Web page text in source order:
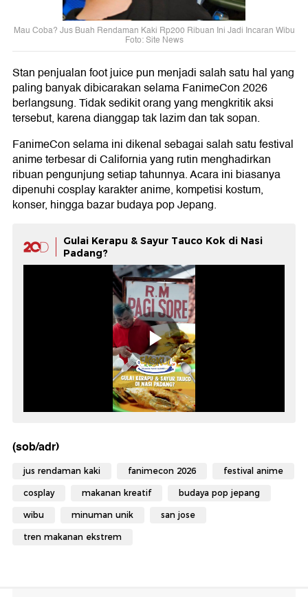
Mau Coba? Jus Buah Rendaman Kaki Rp200 Ribuan Ini Jadi Incaran Wibu
Foto: Site News
Stan penjualan foot juice pun menjadi salah satu hal yang
paling banyak dibicarakan selama FanimeCon 2026
berlangsung. Tidak sedikit orang yang mengkritik aksi
tersebut, karena dianggap tak lazim dan tak sopan.
FanimeCon selama ini dikenal sebagai salah satu festival
anime terbesar di California yang rutin menghadirkan
ribuan pengunjung setiap tahunnya. Acara ini biasanya
dipenuhi cosplay karakter anime, kompetisi kostum,
konser, hingga bazar budaya pop Jepang.
Gulai Kerapu & Sayur Tauco Kok di Nasi
Padang?
(sob/adr)
jus rendaman kaki fanimecon 2026 festival anime
cosplay makanan kreatif budaya pop jepang
wibu minuman unik san jose
tren makanan ekstrem